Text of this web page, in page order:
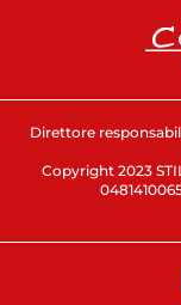
Direttore
Copyright 2023